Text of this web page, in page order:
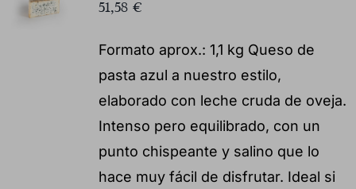
51,58 €
Formato aprox.: 1,1 kg Queso de
pasta azul a nuestro estilo,
elaborado con leche cruda de oveja.
Intenso pero equilibrado, con un
punto chispeante y salino que lo
hace muy fácil de disfrutar. Ideal si